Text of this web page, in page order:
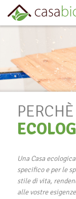
Una Casa
specifico e per le
stile di vita,
alle vostre